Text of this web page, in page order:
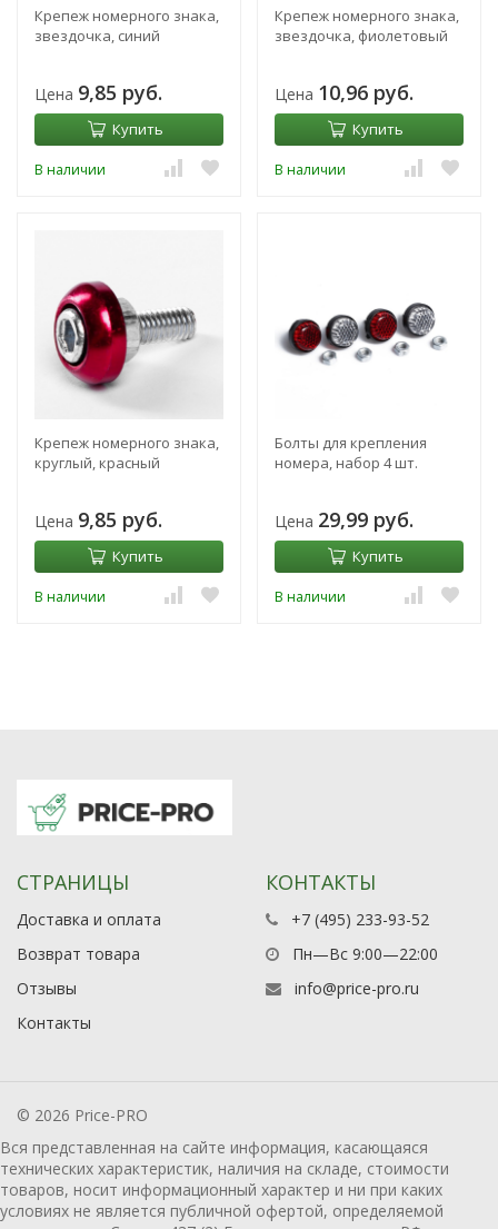
Крепеж номерного знака,
звездочка, синий
Цена 9,85 руб.
Купить
В наличии
Крепеж номерного знака,
звездочка, фиолетовый
Цена 10,96 руб.
Купить
В наличии
Крепеж номерного знака,
круглый, красный
Цена 9,85 руб.
Купить
В наличии
Болты для крепления
номера, набор 4 шт.
Цена 29,99 руб.
Купить
В наличии
СТРАНИЦЫ
Доставка и оплата
Возврат товара
Отзывы
Контакты
КОНТАКТЫ
+7 (495) 233-93-52
Пн—Вс 9:00—22:00
info@price-pro.ru
© 2026 Price-PRO
Вся представленная на сайте информация, касающаяся
технических характеристик, наличия на складе, стоимости
товаров, носит информационный характер и ни при каких
условиях не является публичной офертой, определяемой